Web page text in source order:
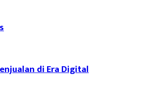
di Era Digital